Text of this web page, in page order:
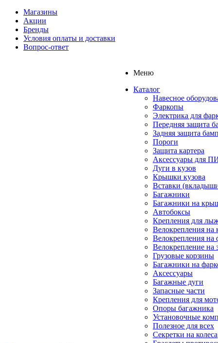
Магазины
Акции
Бренды
Условия оплаты и доставки
Вопрос-ответ
Меню
Каталог
Навесное
Фаркопы
Электрика для
Передняя защита
Задняя защита
Пороги
Защита картера
Аксессуары для
Дуги в кузов
Крышки кузова
Вставки
Багажники
Багажники на
Автобоксы
Крепления для
Велокрепления
Велокрепления на
Велокрепление на
Грузовые корзины
Багажники на
Аксессуары
Багажные дуги
Запасные части
Крепления для
Опоры багажника
Установочные
Полезное для всех
Секретки на колеса